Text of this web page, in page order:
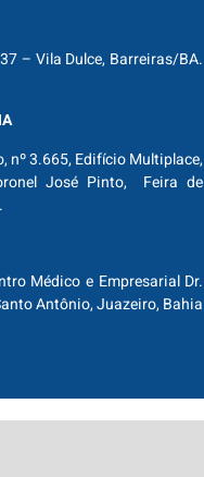
– Vila Dulce, Barreiras/BA.
nº 3.665, Edifício Multiplace,
José Pinto, Feira de
Médico e Empresarial Dr.
Antônio, Juazeiro, Bahia